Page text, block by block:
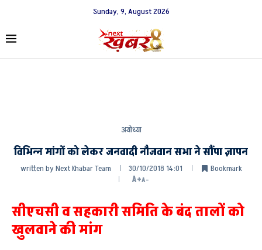
Sunday, 9, August 2026
अयोध्या
विभिन्न मांगों को लेकर जनवादी नौजवान सभा ने सौंपा ज्ञापन
written byNext Khabar Team 30/10/2018 14:01
Bookmark
A+A-
सीएचसी व सहकारी समिति के बंद तालों को
खुलवाने की मांग